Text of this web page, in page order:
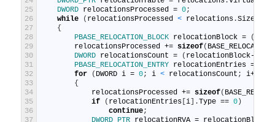
25
26
27
28
29
30
31
32
33
34
35
36
37
DWORD relocationsProcessed = 0;
while
( relocationsProcessed < relocations .Size
{
PBASE_RELOCATION_BLOCK relocationBlock = (
relocationsProcessed += sizeof(
DWORD relocationsCount = ( relocationBlock-
PBASE_RELOCATION_ENTRY relocationEntries =
for
( DWORD i = 0; i < relocationsCount ; i++
{
relocationsProcessed += sizeof(
if
( relocationEntries [i .Type == 0 )
continue;
DWORD_PTR relocationRVA = relocationBlock